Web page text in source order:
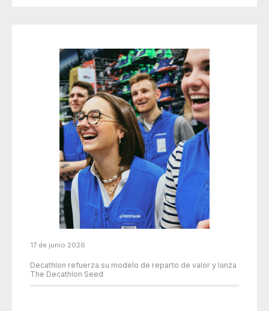
17 de junio 2026
Decathlon refuerza su modelo de reparto de valor y lanza
The Decathlon Seed